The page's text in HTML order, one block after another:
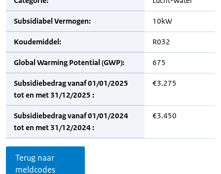
Subsidiabel Vermogen: 10kW
Koudemiddel: R032
Global Warming Potential (GWP): 675
Subsidiebedrag vanaf 01/01/2025
tot en met 31/12/2025 :
€3.275
Subsidiebedrag vanaf 01/01/2024
tot en met 31/12/2024 :
€3.450
Terug naar
meldcodes